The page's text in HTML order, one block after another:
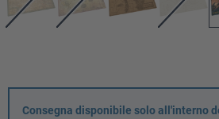
Consegna disponibile solo all'interno